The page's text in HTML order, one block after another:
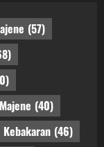
(57)
(40)
Kebakaran (46)